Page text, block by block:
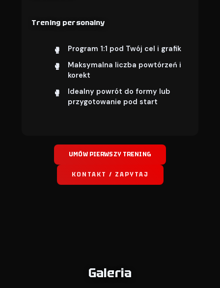
Trening personalny
Program 1:1 pod Twój cel i grafik
Maksymalna liczba powtórzeń i
korekt
Idealny powrót do formy lub
przygotowanie pod start
UMÓW PIERWSZY TRENING
KONTAKT / ZAPYTAJ
Galeria